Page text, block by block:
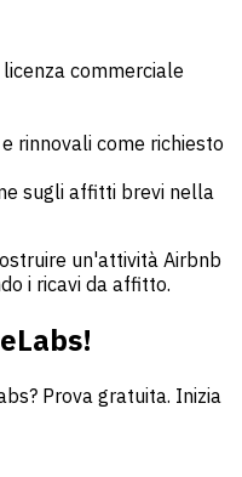
commerciale
rinnovali come richiesto
sugli affitti brevi nella
un'attività Airbnb
i ricavi da affitto.
Prova gratuita. Inizia